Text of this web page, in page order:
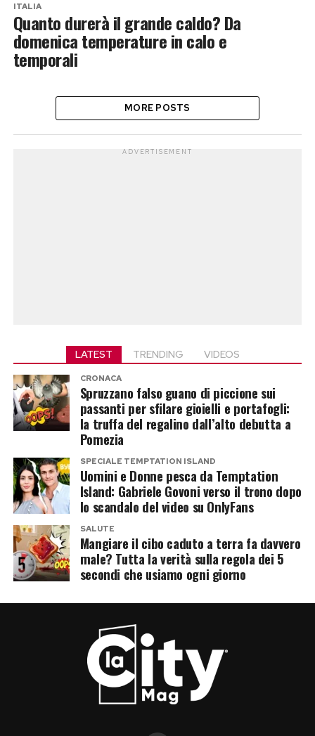
ITALIA
Quanto durerà il grande caldo? Da
domenica temperature in calo e
temporali
MORE POSTS
ADVERTISEMENT
LATEST TRENDING VIDEOS
CRONACA
Spruzzano falso guano di piccione sui
passanti per sfilare gioielli e portafogli:
la truffa del regalino dall’alto debutta a
Pomezia
SPECIALE TEMPTATION ISLAND
Uomini e Donne pesca da Temptation
Island: Gabriele Govoni verso il trono dopo
lo scandalo del video su OnlyFans
SALUTE
Mangiare il cibo caduto a terra fa davvero
male? Tutta la verità sulla regola dei 5
secondi che usiamo ogni giorno